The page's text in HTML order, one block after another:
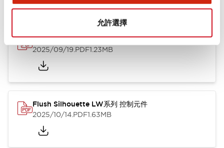
允許選擇
Flush Silhouette LW系列 控制元件 (英文版)
2025/09/19.PDF1.23MB
Flush Silhouette LW系列 控制元件
2025/10/14.PDF1.63MB